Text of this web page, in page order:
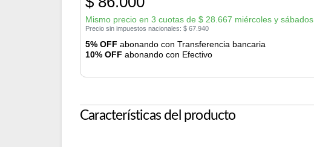
Mismo precio en 3 cuotas de $ 28.667 miércoles y sábados
Precio sin impuestos nacionales: $ 67.940
5% OFF abonando con Transferencia bancaria
10% OFF abonando con Efectivo
Características del producto